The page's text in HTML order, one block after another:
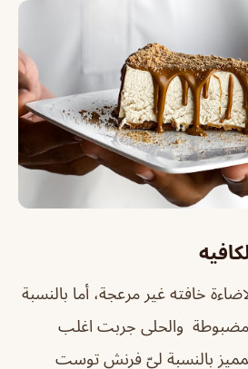
خافته غير مرعجة، أما بالنسبة
مضبوطة والحلى جربت اغلب
بالنسبة ليّ فرنش توست